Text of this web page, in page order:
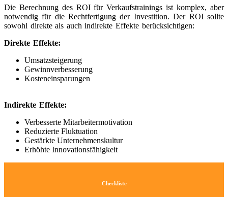
Die Berechnung des ROI für Verkaufstrainings ist komplex, aber
notwendig für die Rechtfertigung der Investition. Der ROI sollte
sowohl direkte als auch indirekte Effekte berücksichtigen:
Direkte Effekte:
Umsatzsteigerung
Gewinnverbesserung
Kosteneinsparungen
Indirekte Effekte:
Verbesserte Mitarbeitermotivation
Reduzierte Fluktuation
Gestärkte Unternehmenskultur
Erhöhte Innovationsfähigkeit
Checkliste